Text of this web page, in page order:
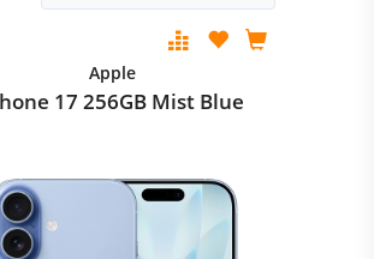
Apple
17 256GB Mist Blue